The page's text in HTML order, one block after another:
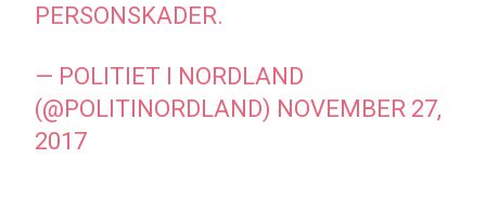
PERSONSKADER.
— POLITIET I NORDLAND
(@POLITINORDLAND) NOVEMBER 27,
2017